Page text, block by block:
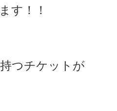
す！！
つチケットが